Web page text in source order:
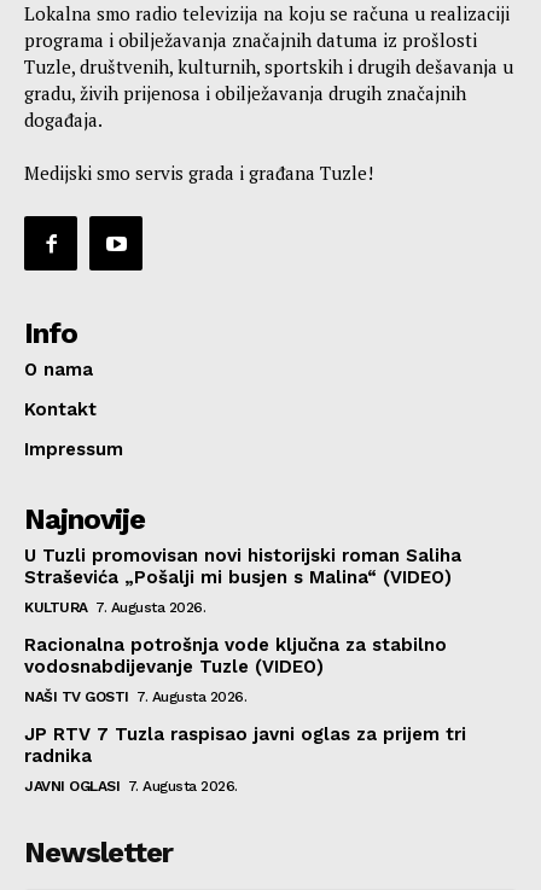
Lokalna smo radio televizija na koju se računa u realizaciji
programa i obilježavanja značajnih datuma iz prošlosti
Tuzle, društvenih, kulturnih, sportskih i drugih dešavanja u
gradu, živih prijenosa i obilježavanja drugih značajnih
događaja.
Medijski smo servis grada i građana Tuzle!
Info
O nama
Kontakt
Impressum
Najnovije
U Tuzli promovisan novi historijski roman Saliha
Straševića „Pošalji mi busjen s Malina“ (VIDEO)
KULTURA 7. Augusta 2026.
Racionalna potrošnja vode ključna za stabilno
vodosnabdijevanje Tuzle (VIDEO)
NAŠI TV GOSTI 7. Augusta 2026.
JP RTV 7 Tuzla raspisao javni oglas za prijem tri
radnika
JAVNI OGLASI 7. Augusta 2026.
Newsletter